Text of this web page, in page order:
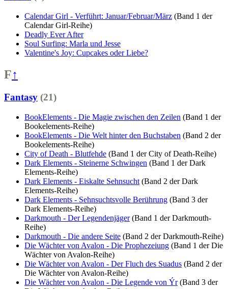
Calendar Girl - Verführt: Januar/Februar/März (Band 1 der
Calendar Girl-Reihe)
Deadly Ever After
Soul Surfing: Marla und Jesse
Valentine's Joy: Cupcakes oder Liebe?
F↑
Fantasy (21)
BookElements - Die Magie zwischen den Zeilen (Band 1 der
Bookelements-Reihe)
BookElements - Die Welt hinter den Buchstaben (Band 2 der
Bookelements-Reihe)
City of Death - Blutfehde (Band 1 der City of Death-Reihe)
Dark Elements - Steinerne Schwingen (Band 1 der Dark
Elements-Reihe)
Dark Elements - Eiskalte Sehnsucht (Band 2 der Dark
Elements-Reihe)
Dark Elements - Sehnsuchtsvolle Berührung (Band 3 der
Dark Elements-Reihe)
Darkmouth - Der Legendenjäger (Band 1 der Darkmouth-
Reihe)
Darkmouth - Die andere Seite (Band 2 der Darkmouth-Reihe)
Die Wächter von Avalon - Die Prophezeiung (Band 1 der Die
Wächter von Avalon-Reihe)
Die Wächter von Avalon - Der Fluch des Suadus (Band 2 der
Die Wächter von Avalon-Reihe)
Die Wächter von Avalon - Die Legende von Ýr (Band 3 der